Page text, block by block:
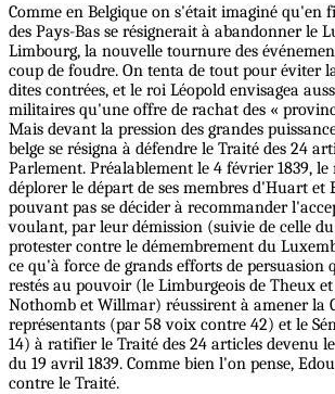
Comme en Belgique on s'était imaginé qu'en
des Pays-Bas se résignerait à abandonner le
Limbourg, la nouvelle tournure des
coup de foudre. On tenta de tout pour éviter
dites contrées, et le roi Léopold envisagea
militaires qu'une offre de rachat des «
Mais devant la pression des grandes
belge se résigna à défendre le Traité des 24
Parlement. Préalablement le 4 février 1839,
déplorer le départ de ses membres d'Huart et
pouvant pas se décider à recommander
voulant, par leur démission (suivie de celle
protester contre le démembrement du
ce qu'à force de grands efforts de persuasion
restés au pouvoir (le Limburgeois de Theux
Nothomb et Willmar) réussirent à amener la
représentants (par 58 voix contre 42) et le
14) à ratifier le Traité des 24 articles devenu
du 19 avril 1839. Comme bien l'on pense,
contre le Traité.